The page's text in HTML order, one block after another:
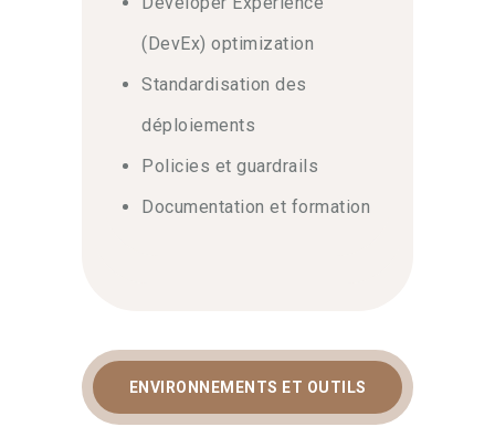
(DevEx) optimization
Standardisation des
déploiements
Policies et guardrails
Documentation et formation
ENVIRONNEMENTS ET OUTILS